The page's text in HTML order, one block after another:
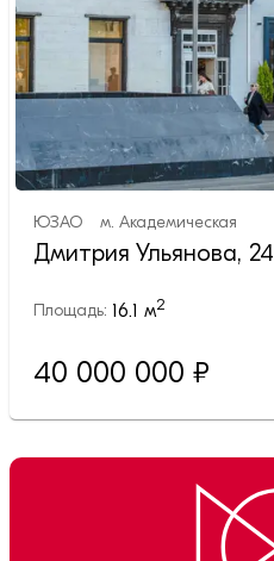
ЮЗАО м. Академическая
Дмитрия Ульянова, 24
Площадь: 16.1 м2
40 000 000 ₽